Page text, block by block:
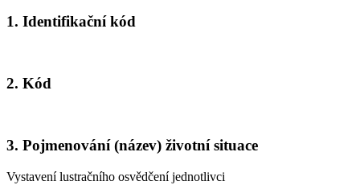
1. Identifikační kód
2. Kód
3. Pojmenování (název) životní situace
Vystavení lustračního osvědčení jednotlivci